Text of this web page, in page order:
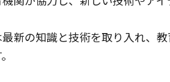
新の知識と技術を取り入れ、